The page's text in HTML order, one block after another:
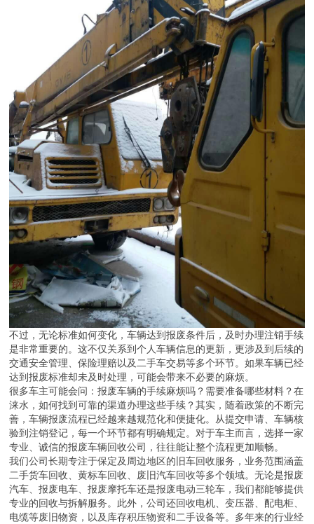
不过，无论标准如何变化，车辆达到报废条件后，及时办理注销手续
是非常重要的。这不仅关系到个人车辆信息的更新，更涉及到后续的
交通安全管理、保险理赔以及二手车交易等多个环节。如果车辆已经
达到报废标准却未及时处理，可能会带来不必要的麻烦。
很多车主可能会问：报废车辆的手续麻烦吗？需要准备哪些材料？在
涞水，如何找到可靠的渠道办理这些手续？其实，随着政策的不断完
善，车辆报废流程已经越来越规范化和便捷化。从提交申请、车辆核
验到注销登记，每一个环节都有明确规定。对于车主而言，选择一家
专业、诚信的报废车辆回收公司，往往能让整个流程更加顺畅。
我们公司长期专注于保定及周边地区的旧车回收服务，业务范围涵盖
二手货车回收、黄标车回收、废旧汽车回收等多个领域。无论是报废
汽车、报废电车、报废摩托车还是报废电动三轮车，我们都能够提供
专业的回收与拆解服务。此外，公司还回收电机、变压器、配电柜、
电缆等废旧物资，以及库存积压物资和二手设备等。多年来的行业经